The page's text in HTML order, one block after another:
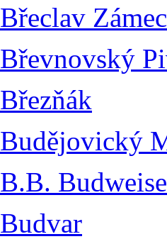
Břeclav
Břevnovský
Březňák
Budějovický
B.B.
Budvar